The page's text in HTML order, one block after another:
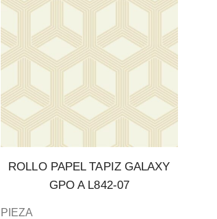
ROLLO PAPEL TAPIZ GALAXY
GPO A L842-07
PIEZA